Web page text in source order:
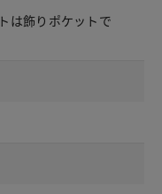
は飾りポケットで